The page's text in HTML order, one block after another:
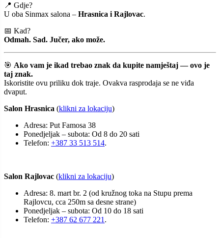
📍 Gdje?
U oba Sinmax salona – Hrasnica i Rajlovac.
📅 Kad?
Odmah. Sad. Jučer, ako može.
🎯 Ako vam je ikad trebao znak da kupite namještaj — ovo je
taj znak.
Iskoristite ovu priliku dok traje. Ovakva rasprodaja se ne viđa
dvaput.
Salon Hrasnica (klikni za lokaciju)
Adresa: Put Famosa 38
Ponedjeljak – subota: Od 8 do 20 sati
Telefon: +387 33 513 514.
Salon Rajlovac (klikni za lokaciju)
Adresa: 8. mart br. 2 (od kružnog toka na Stupu prema
Rajlovcu, cca 250m sa desne strane)
Ponedjeljak – subota: Od 10 do 18 sati
Telefon: +387 62 677 221 .